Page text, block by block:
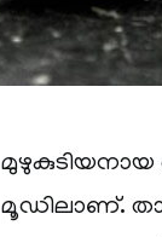
മുഴുകുടിയനായ
മൂഡിലാണ്.